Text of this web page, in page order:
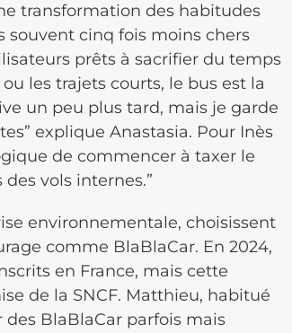
transformation des habitudes
souvent cinq fois moins chers
prêts à sacrifier du temps
les trajets courts, le bus est la
un peu plus tard, mais je garde
explique Anastasia. Pour Inès
de commencer à taxer le
vols internes.”
environnementale, choisissent
comme BlaBlaCar. En 2024,
en France, mais cette
de la SNCF. Matthieu, habitué
des BlaBlaCar parfois mais